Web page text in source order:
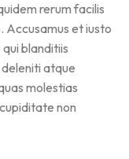
rerum facilis
et iusto
blanditiis
atque
molestias
non